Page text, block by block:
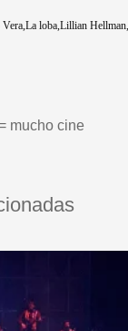
Vera La loba Lillian Hellman
mucho cine